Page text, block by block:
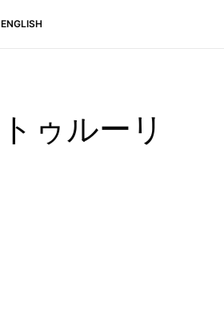
ENGLISH
トゥルーリ